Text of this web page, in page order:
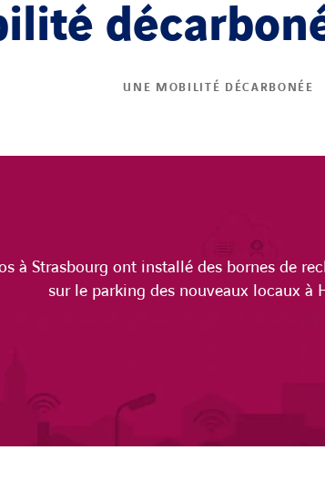
UNE MOBILITÉ DÉCARBONÉE
à Strasbourg ont installé des bornes de
sur le parking des nouveaux locaux à